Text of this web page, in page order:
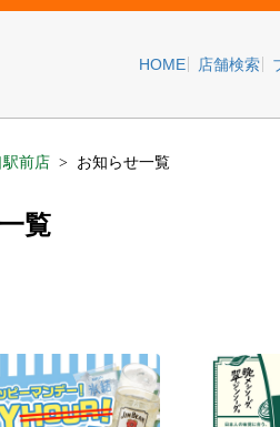
HOME 店舗検索
前店 お知らせ一覧
覧